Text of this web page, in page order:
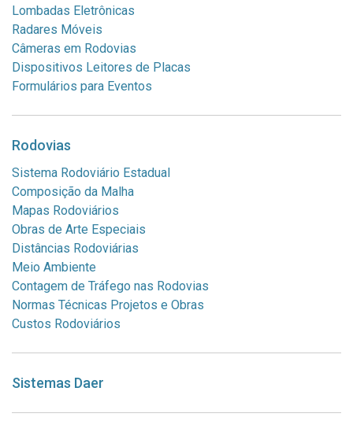
Lombadas Eletrônicas
Radares Móveis
Câmeras em Rodovias
Dispositivos Leitores de Placas
Formulários para Eventos
Rodovias
Sistema Rodoviário Estadual
Composição da Malha
Mapas Rodoviários
Obras de Arte Especiais
Distâncias Rodoviárias
Meio Ambiente
Contagem de Tráfego nas Rodovias
Normas Técnicas Projetos e Obras
Custos Rodoviários
Sistemas Daer